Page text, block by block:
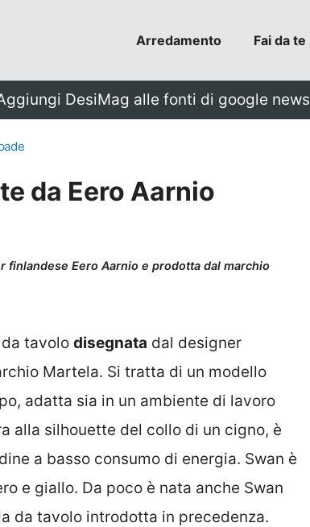
Arredamento Fai da te
DesiMag alle fonti di google news
da Eero Aarnio
finlandese Eero Aarnio e prodotta dal marchio
da tavolo disegnata dal designer
Martela. Si tratta di un modello
adatta sia in un ambiente di lavoro
alla silhouette del collo di un cigno, è
a basso consumo di energia. Swan è
e giallo. Da poco è nata anche Swan
da tavolo introdotta in precedenza.